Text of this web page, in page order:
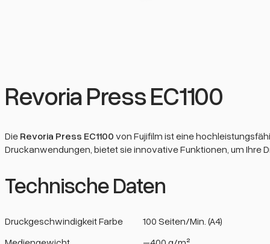
Revoria Press EC1100
Die Revoria Press EC1100 von Fujifilm ist eine
Druckanwendungen, bietet sie innovative Funktionen, um Ihre
Technische Daten
Druckgeschwindigkeit Farbe
100 Seiten/Min. (A4)